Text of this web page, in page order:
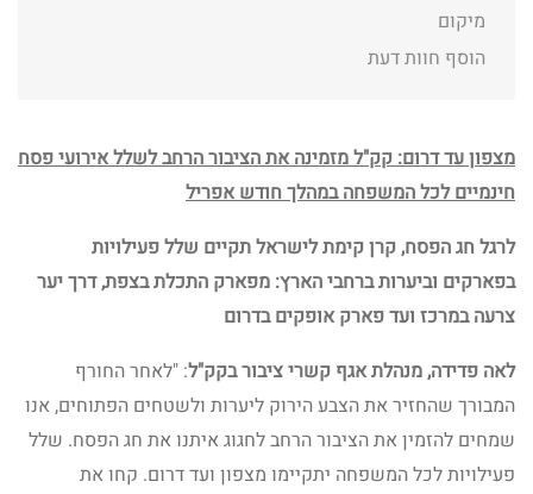
מיקום
הוסף חוות דעת
מצפון עד דרום: קק"ל מזמינה את הציבור הרחב לשלל אירועי פסח
חינמיים לכל המשפחה במהלך חודש אפריל
לרגל חג הפסח, קרן קימת לישראל תקיים שלל פעילויות
בפארקים וביערות ברחבי הארץ: מפארק התכלת בצפת, דרך יער
צרעה במרכז ועד פארק אופקים בדרום
לאה פדידה, מנהלת אגף קשרי ציבור בקק"ל: "לאחר החורף
המבורך שהחזיר את הצבע הירוק ליערות ולשטחים הפתוחים, אנו
שמחים להזמין את הציבור הרחב לחגוג איתנו את חג הפסח. שלל
פעילויות לכל המשפחה יתקיימו מצפון ועד דרום. קחו את